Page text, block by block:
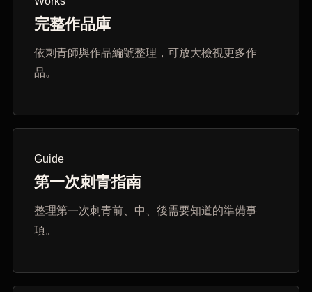
完整作品庫
依刺青師與作品編號整理，可放大檢視更多作
品。
Guide
第一次刺青指南
整理第一次刺青前、中、後需要知道的準備事
項。